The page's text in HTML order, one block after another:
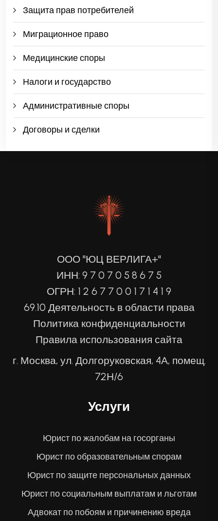
Защита прав потребителей
Миграционное право
Медицинские споры
Налоги и государство
Административные споры
Договоры и сделки
ООО "ЮЦ ВЕРЛИГА+"
ИНН: 9 7 0 7 0 5 8 6 7 5
ОГРН: 1 2 6 7 7 0 0 1 7 1 4 1 9
69.10 Деятельность в области права
Политика конфиденциальности
Правила использования сайта
г. Москва, ул. Долгоруковская, 4А, помещ.
72Н/6
Услуги
Юрист по жалобам на госорганы
Юрист по образовательным спорам
Юрист по защите персональных данных
Юрист по социальным выплатам и льготам
Адвокат по побоям и причинению вреда